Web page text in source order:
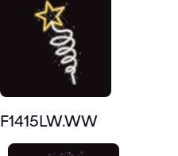
F1415LW.WW